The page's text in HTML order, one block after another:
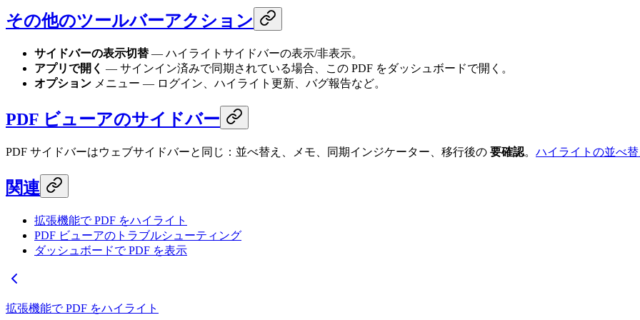
その他のツールバーアクション
サイドバーの表示切替 — ハイライトサイドバーの表示/非表示。
アプリで開く — サインイン済みで同期されている場合、この PDF をダッシュボードで開く。
オプション メニュー — ログイン、ハイライト更新、バグ報告など。
PDF ビューアのサイドバー
PDF サイドバーはウェブサイドバーと同じ：並べ替え、メモ、同期インジケーター、移行後の 要確認。 ハイライトの並べ
関連
拡張機能で PDF をハイライト
PDF ビューアのトラブルシューティング
ダッシュボードで PDF を表示
拡張機能で PDF をハイライト